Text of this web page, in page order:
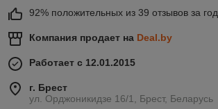
92% положительных из 39 отзывов за год
Компания продает на Deal.by
Работает с 12.01.2015
г. Брест
ул. Орджоникидзе 16/1, Брест, Беларусь